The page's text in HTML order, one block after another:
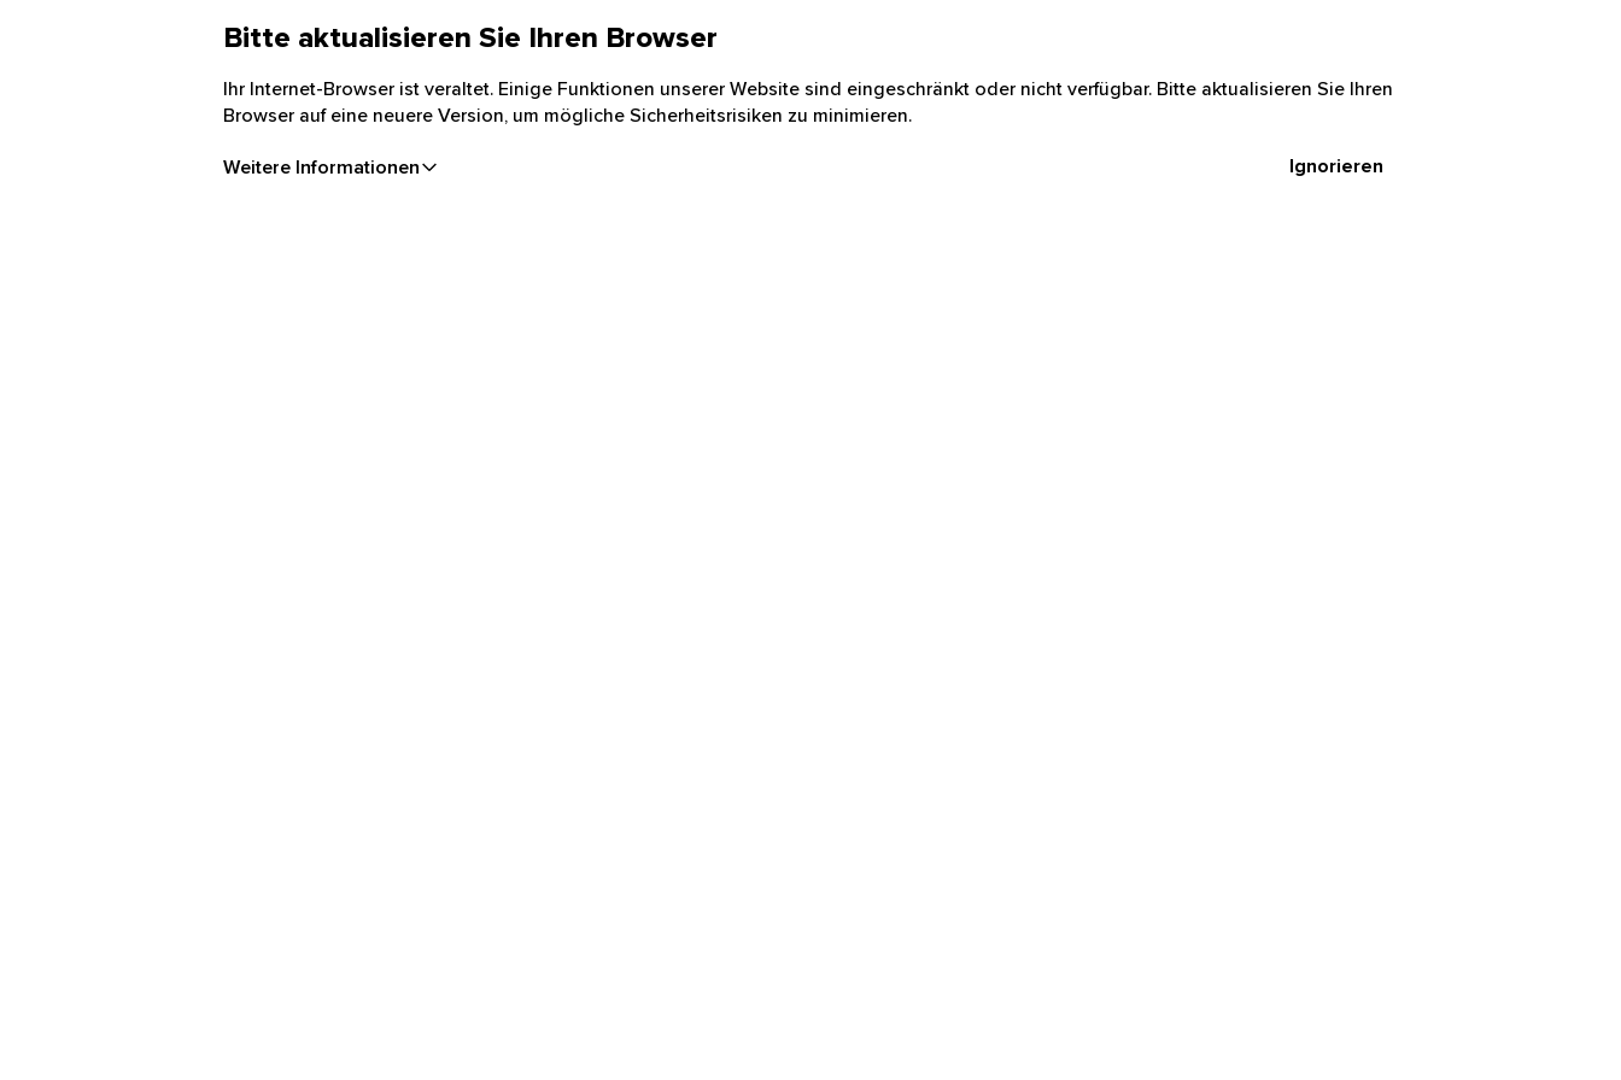
Bitte aktualisieren Sie Ihren Browser
Ihr Internet-Browser ist veraltet. Einige Funktionen unserer Website sind eingeschränkt oder nicht verfügbar. Bitte aktualisieren Sie Ihren
Browser auf eine neuere Version, um mögliche Sicherheitsrisiken zu minimieren.
Weitere Informationen Ignorieren